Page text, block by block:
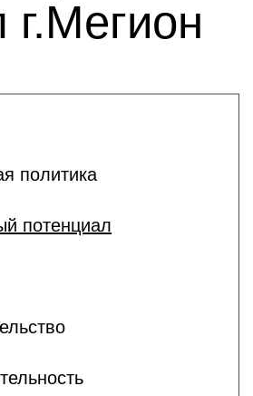
г.Мегион
политика
потенциал